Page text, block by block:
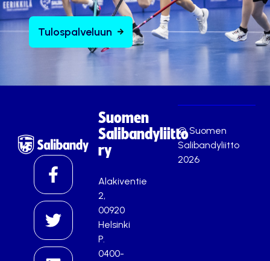
Tulospalveluun
Suomen
Salibandyliitto
ry
Alakiventie
2,
00920
Helsinki
P.
0400-
© Suomen
Salibandyliitto
2026